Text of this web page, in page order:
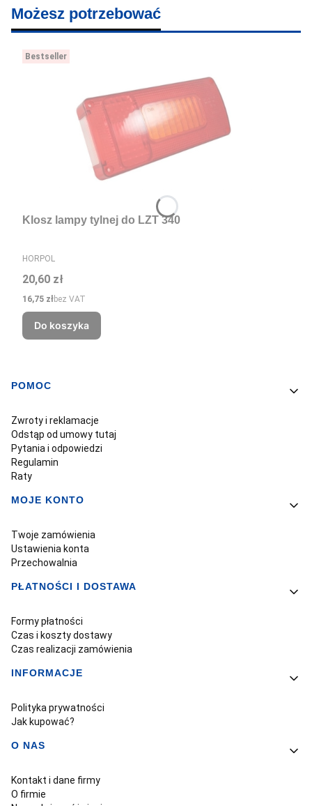
Możesz potrzebować
Bestseller
Klosz lampy tylnej do LZT 340
PRODUCENT
HORPOL
Cena
20,60 zł
Cena
16,75 złbez VAT
Do koszyka
Linki w stopce
POMOC
Zwroty i reklamacje
Odstąp od umowy tutaj
Pytania i odpowiedzi
Regulamin
Raty
MOJE KONTO
Twoje zamówienia
Ustawienia konta
Przechowalnia
PŁATNOŚCI I DOSTAWA
Formy płatności
Czas i koszty dostawy
Czas realizacji zamówienia
INFORMACJE
Polityka prywatności
Jak kupować?
O NAS
Kontakt i dane firmy
O firmie